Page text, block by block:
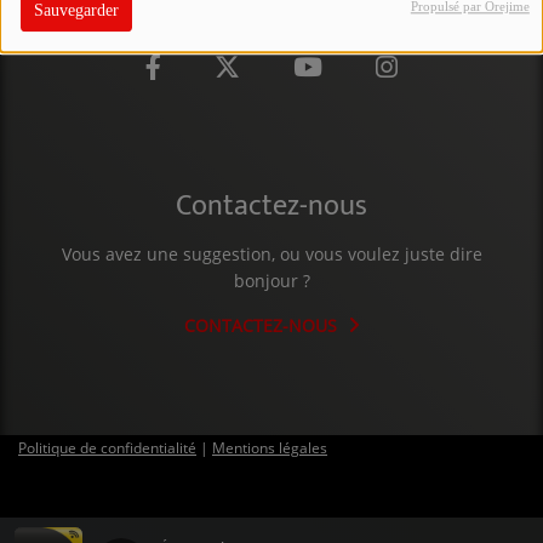
Sauvegarder Propulsé par Orejime
PARTICIPEZ
JEUX CONCOURS
CRÉATIONS AUDIOVISUELLES
Contactez-nous
Vous avez une suggestion, ou vous voulez juste dire
bonjour ?
CONTACTEZ-NOUS
Politique de confidentialité | Mentions légales